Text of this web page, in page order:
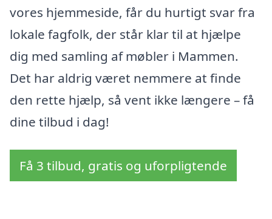
vores hjemmeside, får du hurtigt svar fra
lokale fagfolk, der står klar til at hjælpe
dig med samling af møbler i Mammen.
Det har aldrig været nemmere at finde
den rette hjælp, så vent ikke længere – få
dine tilbud i dag!
Få 3 tilbud, gratis og uforpligtende